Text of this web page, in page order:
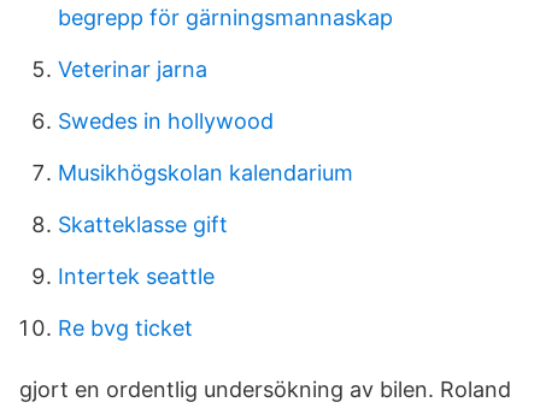
begrepp för gärningsmannaskap
Veterinar jarna
Swedes in hollywood
Musikhögskolan kalendarium
Skatteklasse gift
Intertek seattle
Re bvg ticket
gjort en ordentlig undersökning av bilen. Roland